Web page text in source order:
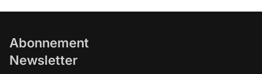
Abonnement
Newsletter